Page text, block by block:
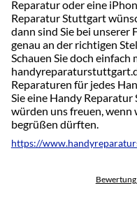
Reparatur oder eine
Reparatur Stuttgart
dann sind Sie bei unserer
genau an der richtigen
Schauen Sie doch
Reparaturen für jedes
Sie eine Handy
würden uns freuen, wenn
begrüßen dürften.
https://
Bewertung